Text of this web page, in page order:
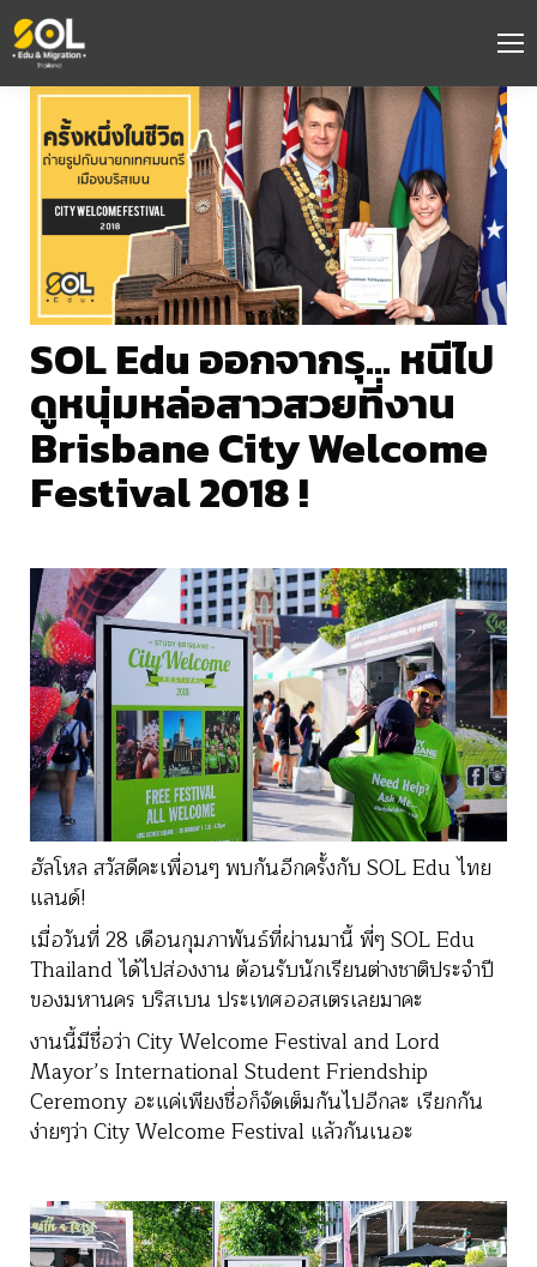
SOL Edu ออกจากรุ… หนีไป
ดูหนุ่มหล่อสาวสวยที่งาน
Brisbane City Welcome
Festival 2018 !
ฮัลโหล สวัสดีคะเพื่อนๆ พบกันอีกครั้งกับ SOL Edu ไทย
แลนด์!
เมื่อวันที่ 28 เดือนกุมภาพันธ์ที่ผ่านมานี้ พี่ๆ SOL Edu
Thailand ได้ไปส่องงาน ต้อนรับนักเรียนต่างชาติประจำปี
ของมหานคร บริสเบน ประเทศออสเตรเลยมาคะ
งานนี้มีชื่อว่า City Welcome Festival and Lord
Mayor’s International Student Friendship
Ceremony อะแค่เพียงชื่อก็จัดเต็มกันไปอีกละ เรียกกัน
ง่ายๆว่า City Welcome Festival แล้วกันเนอะ